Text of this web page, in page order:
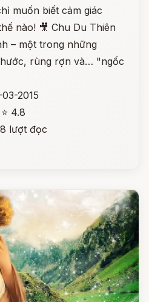
muốn biết cảm giác
nào! 🎥 Chu Du Thiên
– một trong những
rùng rợn và… "ngốc
03-2015
⭐ 4.8
lượt đọc